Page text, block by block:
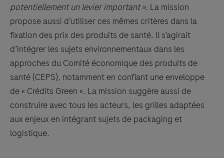
potentiellement un levier important ». La mission
propose aussi d’utiliser ces mêmes critères dans la
fixation des prix des produits de santé. Il s’agirait
d’intégrer les sujets environnementaux dans les
approches du Comité économique des produits de
santé (CEPS), notamment en confiant une enveloppe
de « Crédits Green ». La mission suggère aussi de
construire avec tous les acteurs, les grilles adaptées
aux enjeux en intégrant sujets de packaging et
logistique.